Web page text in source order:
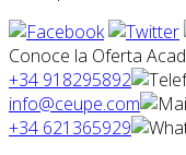
Conoce la Oferta
+34 918295892
info@ceupe.com
+34 621365929